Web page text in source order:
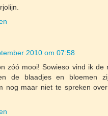
2010 om 07:58
zóó mooi! Sowieso vind ik de
de blaadjes en bloemen
nog maar niet te spreken